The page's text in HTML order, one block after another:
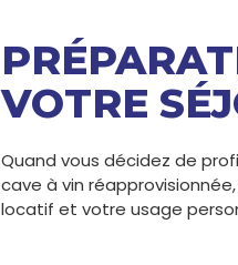
VOTRE
Quand vous décidez de
cave à vin
locatif et votre usage